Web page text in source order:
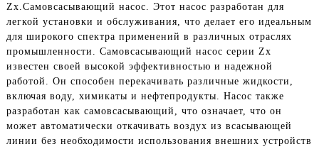
Zx. Самовсасывающий насос . Этот насос разработан для
легкой установки и обслуживания, что делает его идеальным
для широкого спектра применений в различных отраслях
промышленности. Самовсасывающий насос серии Zx
известен своей высокой эффективностью и надежной
работой. Он способен перекачивать различные жидкости,
включая воду, химикаты и нефтепродукты. Насос также
разработан как самовсасывающий, что означает, что он
может автоматически откачивать воздух из всасывающей
линии без необходимости использования внешних устройств